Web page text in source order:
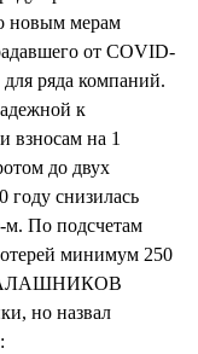
мерам
от COVID-
ряда компаний.
к
взносам на 1
до двух
году снизилась
м. По подсчетам
минимум 250
КАЛАШНИКОВ
но назвал
: